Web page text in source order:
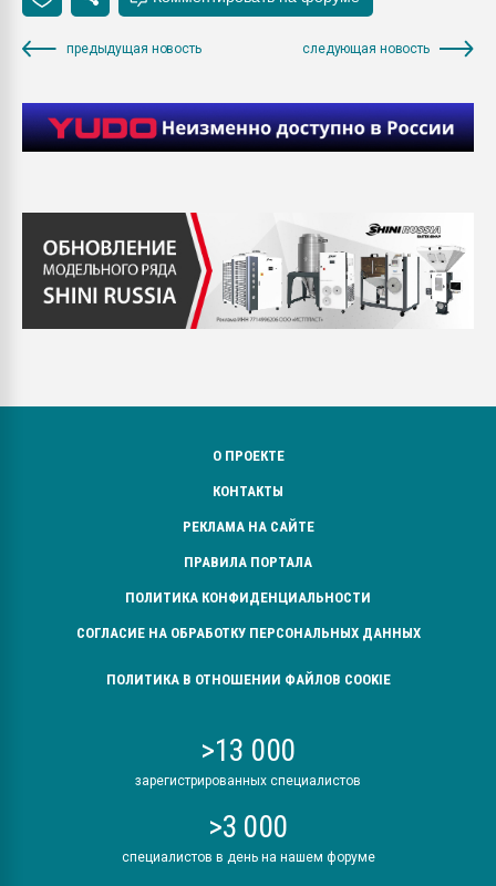
предыдущая новость следующая новость
О ПРОЕКТЕ
КОНТАКТЫ
РЕКЛАМА НА САЙТЕ
ПРАВИЛА ПОРТАЛА
ПОЛИТИКА КОНФИДЕНЦИАЛЬНОСТИ
СОГЛАСИЕ НА ОБРАБОТКУ ПЕРСОНАЛЬНЫХ ДАННЫХ
ПОЛИТИКА В ОТНОШЕНИИ ФАЙЛОВ COOKIE
>13 000
зарегистрированных специалистов
>3 000
специалистов в день на нашем форуме